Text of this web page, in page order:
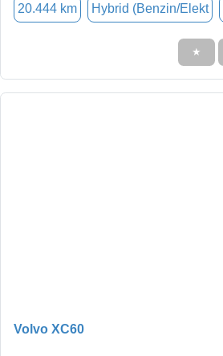
20.444 km Hybrid (Benzin/Elekt
★
Volvo XC60